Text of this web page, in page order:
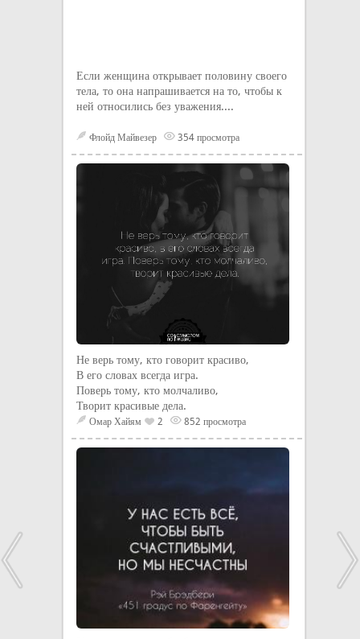
Если женщина открывает половину своего
тела, то она напрашивается на то, чтобы к
ней относились без уважения....
Флойд Майвезер 354 просмотра
Не верь тому, кто говорит красиво,
В его словах всегда игра.
Поверь тому, кто молчаливо,
Творит красивые дела.
Омар Хайям 2 852 просмотра